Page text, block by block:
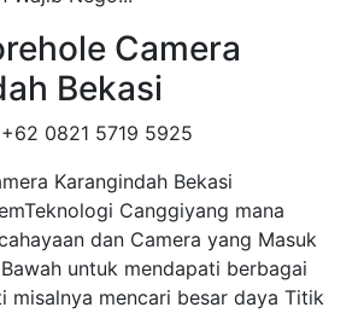
Camera
Bekasi
+62 0821 5719 5925
Karangindah Bekasi
Canggiyang mana
dan Camera yang Masuk
untuk mendapati berbagai
misalnya mencari besar daya Titik